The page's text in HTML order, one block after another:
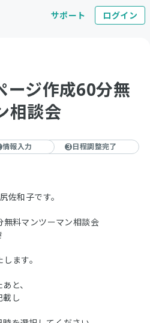
サポート ログイン
ージ作成60分無
相談会
情報入力 3 日程調整完了
和子です。
無料マンツーマン相談会
ます。
と、
載し